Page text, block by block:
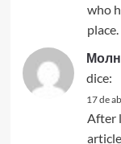
who
place.
dice:
17 de
After